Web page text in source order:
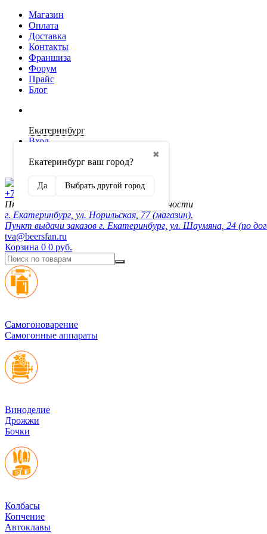
Магазин
Оплата
Доставка
Контакты
Франшиза
Форум
Прайс
Блог
Екатеринбург
✖
Екатеринбург ваш город?
Да Выбрать другой город
Вход
Регистрация
+7 (902) 872-54-70
Пн-Пт 10:00-20:00, сб-вск по договорённости
г. Екатеринбург, ул. Норильская, 77 (магазин).
Пункт выдачи заказов г. Екатеринбург, ул. Шаумяна, 24 (по
tva@beersfan.ru
Корзина 0 0 руб.
Cамогоноварение
Самогонные аппараты
Виноделие
Дрожжи
Бочки
Колбасы
Копчение
Автоклавы